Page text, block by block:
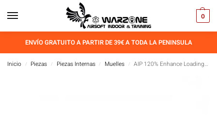
0
ENVÍO GRATUITO A PARTIR DE 39€ A TODA LA PENINSULA
Inicio / Piezas / Piezas Internas / Muelles / AIP 120% Enhance Loading Nozzle Spring For Marui 5.1/ 4.3/1911